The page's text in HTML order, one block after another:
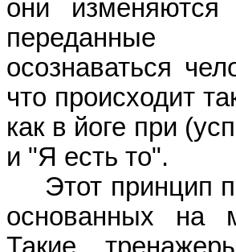
они
осознаваться
что происходит
как в йоге при
и "Я есть то".
Этот принцип
основанных на
Такие